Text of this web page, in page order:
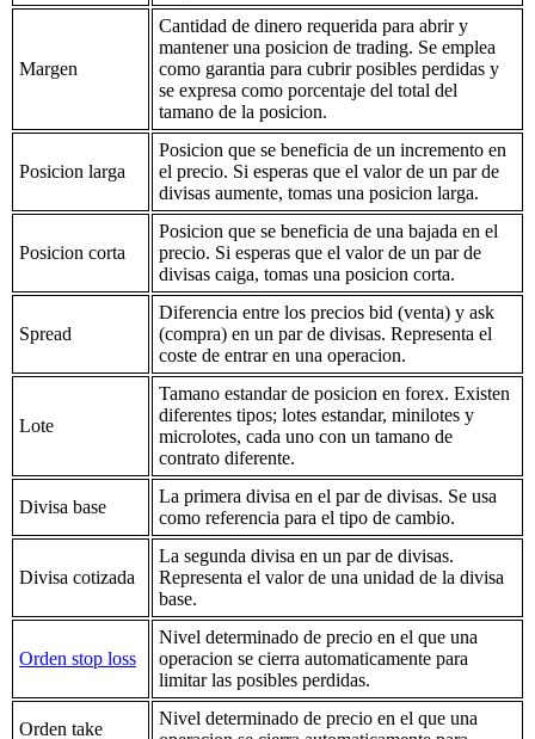
Margen
Cantidad de dinero requerida para abrir y
mantener una posicion de trading. Se emplea
como garantia para cubrir posibles perdidas y
se expresa como porcentaje del total del
tamano de la posicion.
Posicion larga
Posicion que se beneficia de un incremento en
el precio. Si esperas que el valor de un par de
divisas aumente, tomas una posicion larga.
Posicion corta
Posicion que se beneficia de una bajada en el
precio. Si esperas que el valor de un par de
divisas caiga, tomas una posicion corta.
Spread
Diferencia entre los precios bid (venta) y ask
(compra) en un par de divisas. Representa el
coste de entrar en una operacion.
Lote
Tamano estandar de posicion en forex. Existen
diferentes tipos; lotes estandar, minilotes y
microlotes, cada uno con un tamano de
contrato diferente.
Divisa base
La primera divisa en el par de divisas. Se usa
como referencia para el tipo de cambio.
Divisa cotizada
La segunda divisa en un par de divisas.
Representa el valor de una unidad de la divisa
base.
Orden stop loss
Nivel determinado de precio en el que una
operacion se cierra automaticamente para
limitar las posibles perdidas.
Orden take
Nivel determinado de precio en el que una